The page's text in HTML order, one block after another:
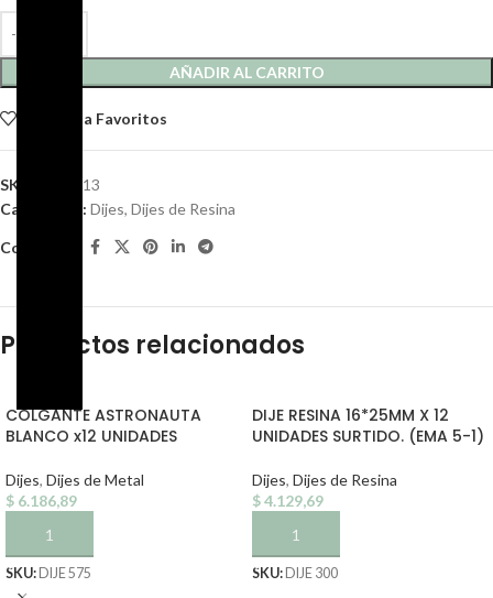
AÑADIR AL CARRITO
Agregar a Favoritos
SKU:
DIJE 313
Categorías: Dijes, Dijes de Resina
Compartir:
Productos relacionados
COLGANTE ASTRONAUTA
BLANCO x12 UNIDADES
Dijes, Dijes de Metal
$ 6.186,89
AÑADIR AL CARRITO
SKU: DIJE 575
DIJE RESINA 16*25MM X 12
UNIDADES SURTIDO. (EMA 5-1)
Dijes, Dijes de Resina
$4.129,69
AÑADIR AL CARRITO
SKU: DIJE 300